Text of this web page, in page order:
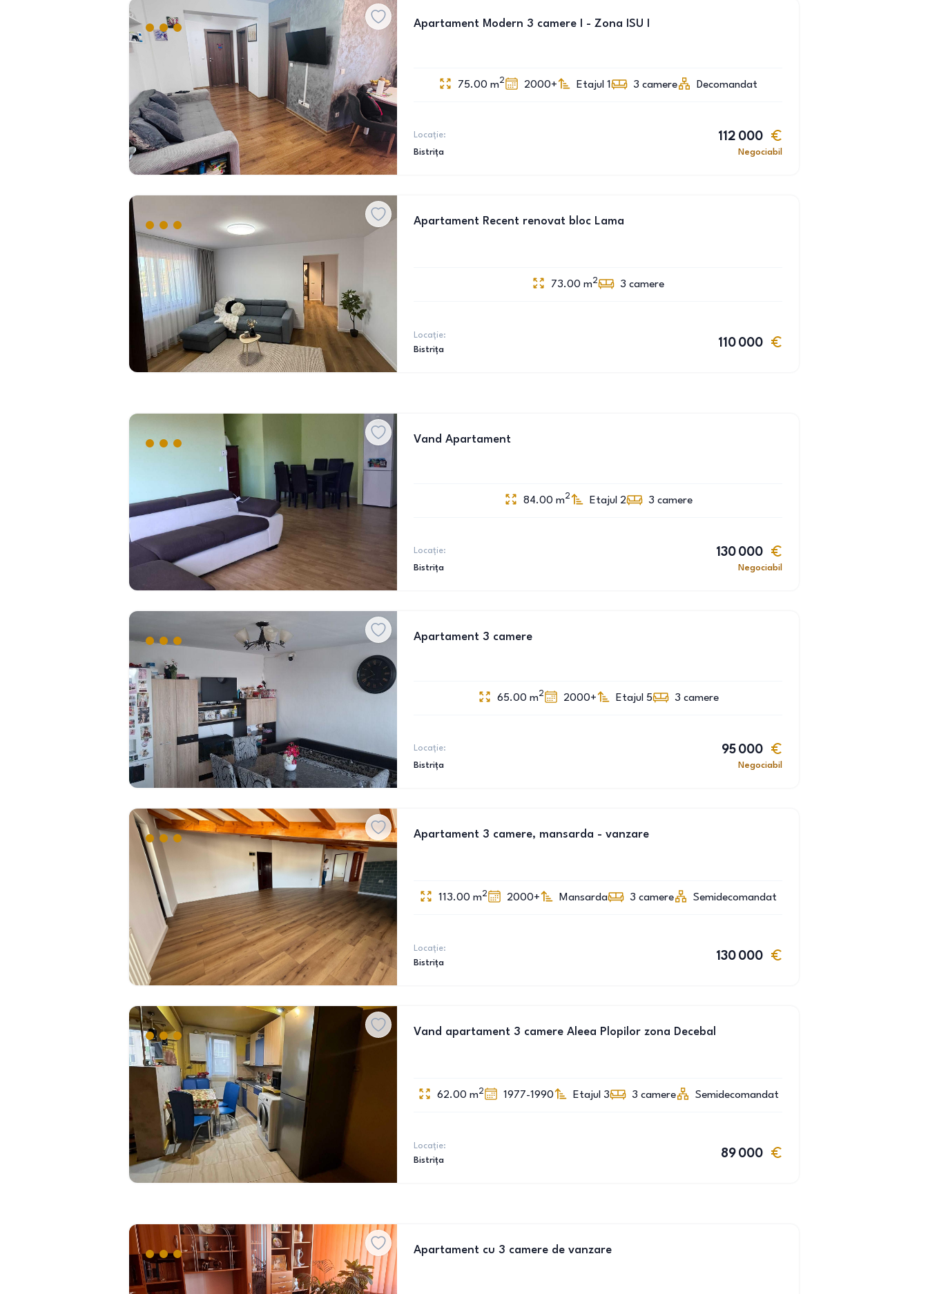
Apartament Modern 3 camere I - Zona ISU I
75.00 m2 2000+ Etajul 1 3 camere Decomandat
Locație:
Bistrița
112 000
Negociabil
Apartament Recent renovat bloc Lama
73.00 m2 3 camere
Locație:
Bistrița
110 000
Vand Apartament
84.00 m2 Etajul 2 3 camere
Locație:
Bistrița
130 000
Negociabil
Apartament 3 camere
65.00 m2 2000+ Etajul 5 3 camere
Locație:
Bistrița
95 000
Negociabil
Apartament 3 camere, mansarda - vanzare
113.00 m2 2000+ Mansarda 3 camere Semidecomandat
Locație:
Bistrița
130 000
Vand apartament 3 camere Aleea Plopilor zona Decebal
62.00 m2 1977-1990 Etajul 3 3 camere Semidecomandat
Locație:
Bistrița
89 000
Apartament cu 3 camere de vanzare